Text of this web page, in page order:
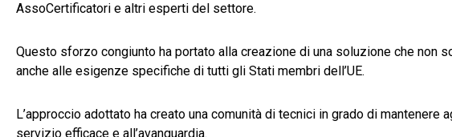
AssoCertificatori e altri esperti del settore.
Questo sforzo congiunto ha portato alla creazione di una soluzione che non
anche alle esigenze specifiche di tutti gli Stati membri dell’UE.
L’approccio adottato ha creato una comunità di tecnici in grado di mantenere
servizio efficace e all’avanguardia.